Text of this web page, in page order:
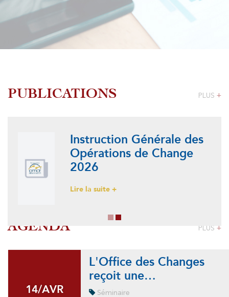
PUBLICATIONS PLUS +
Instruction Générale des
Opérations de Change
2026
Lire la suite +
AGENDA PLUS +
14/AVR
14/AVR
L'Office des Changes
reçoit une…
Séminaire